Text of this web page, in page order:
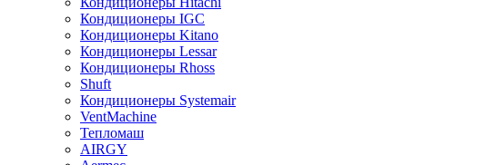
Кондиционеры IGC
Кондиционеры Kitano
Кондиционеры Lessar
Кондиционеры Rhoss
Shuft
Кондиционеры Systemair
VentMachine
Тепломаш
AIRGY